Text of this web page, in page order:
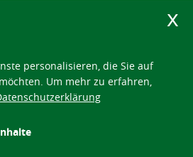
COOKIE
personalisieren, die Sie auf
Um mehr zu erfahren,